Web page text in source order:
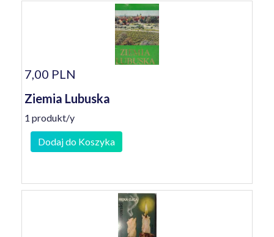
7,00 PLN
Ziemia Lubuska
1 produkt/y
Dodaj do Koszyka